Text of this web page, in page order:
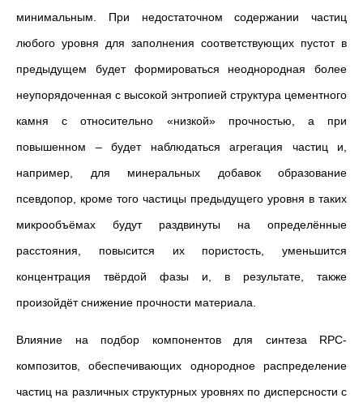
минимальным. При недостаточном содержании частиц
любого уровня для заполнения соответствующих пустот в
предыдущем будет формироваться неоднородная более
неупорядоченная с высокой энтропией структура цементного
камня с относительно «низкой» прочностью, а при
повышенном – будет наблюдаться агрегация частиц и,
например, для минеральных добавок образование
псевдопор, кроме того частицы предыдущего уровня в таких
микрообъёмах будут раздвинуты на определённые
расстояния, повысится их пористость, уменьшится
концентрация твёрдой фазы и, в результате, также
произойдёт снижение прочности материала.
Влияние на подбор компонентов для синтеза RPC-
композитов, обеспечивающих однородное распределение
частиц на различных структурных уровнях по дисперсности с